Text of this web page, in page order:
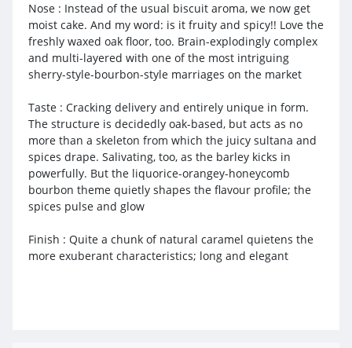
Nose : Instead of the usual biscuit aroma, we now get
moist cake. And my word: is it fruity and spicy!! Love the
freshly waxed oak floor, too. Brain-explodingly complex
and multi-layered with one of the most intriguing
sherry-style-bourbon-style marriages on the market
Taste : Cracking delivery and entirely unique in form.
The structure is decidedly oak-based, but acts as no
more than a skeleton from which the juicy sultana and
spices drape. Salivating, too, as the barley kicks in
powerfully. But the liquorice-orangey-honeycomb
bourbon theme quietly shapes the flavour profile; the
spices pulse and glow
Finish : Quite a chunk of natural caramel quietens the
more exuberant characteristics; long and elegant